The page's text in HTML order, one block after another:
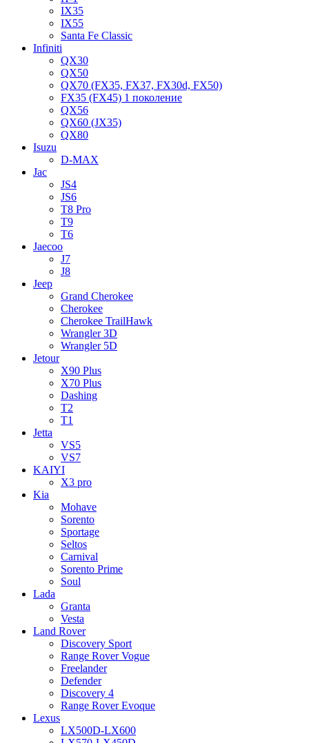
IX35
IX55
Santa Fe Classic
Infiniti
QX30
QX50
QX70 (FX35, FX37, FX30d, FX50)
FX35 (FX45) 1 поколение
QX56
QX60 (JX35)
QX80
Isuzu
D-MAX
Jac
JS4
JS6
T8 Pro
T9
T6
Jaecoo
J7
J8
Jeep
Grand Cherokee
Cherokee
Cherokee TrailHawk
Wrangler 3D
Wrangler 5D
Jetour
X90 Plus
X70 Plus
Dashing
T2
T1
Jetta
VS5
VS7
KAIYI
X3 pro
Kia
Mohave
Sorento
Sportage
Seltos
Carnival
Sorento Prime
Soul
Lada
Granta
Vesta
Land Rover
Discovery Sport
Range Rover Vogue
Freelander
Defender
Discovery 4
Range Rover Evoque
Lexus
LX500D-LX600